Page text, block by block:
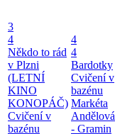
3
4
Někdo to rád
v Plzni
(LETNÍ
KINO
KONOPÁČ)
Cvičení v
bazénu
4
4
Bardotky
Cvičení v
bazénu
Markéta
Andělová
- Gramin